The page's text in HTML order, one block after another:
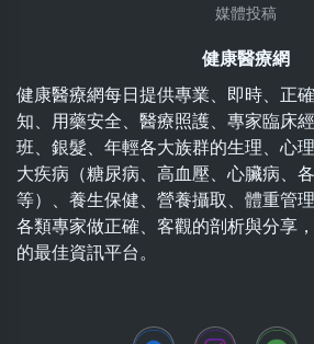
媒體投稿
健康醫療網
健康醫療網每日提供專業、即時、正
知、用藥安全、醫療照護、專家臨床
班、銀髮、年輕各大族群的生理、心
大疾病（糖尿病、高血壓、心臟病、
等）、養生保健、營養攝取、體重管
各類專家做正確、客觀的剖析與分享
的最佳資訊平台。